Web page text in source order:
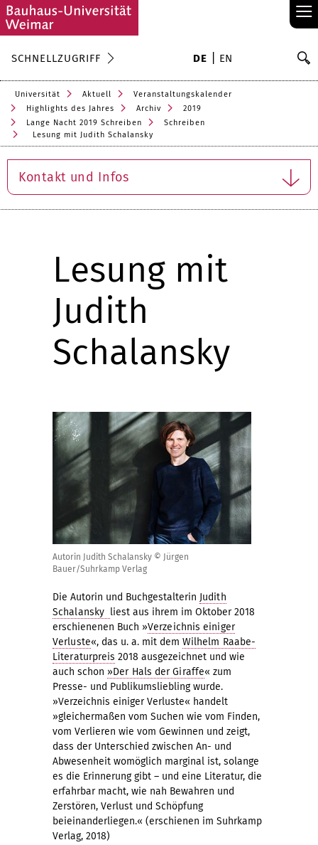
≡
SCHNELLZUGRIFF DE EN
Universität Aktuell
Veranstaltungskalender
Highlights des Jahres
Archiv
2019
Lange Nacht 2019 Schreiben
Schreiben
Lesung mit Judith Schalansky
Kontakt und Infos
Lesung mit
Judith
Schalansky
Autorin Judith Schalansky © Jürgen
Bauer/Suhrkamp Verlag
Die Autorin und Buchgestalterin Judith
Schalansky liest aus ihrem im Oktober 2018
erschienenen Buch »Verzeichnis einiger
Verluste«, das u. a. mit dem Wilhelm Raabe-
Literaturpreis 2018 ausgezeichnet und wie
auch schon »Der Hals der Giraffe« zum
Presse- und Publikumsliebling wurde.
»Verzeichnis einiger Verluste« handelt
»gleichermaßen vom Suchen wie vom Finden,
vom Verlieren wie vom Gewinnen und zeigt,
dass der Unterschied zwischen An- und
Abwesenheit womöglich marginal ist, solange
es die Erinnerung gibt – und eine Literatur, die
erfahrbar macht, wie nah Bewahren und
Zerstören, Verlust und Schöpfung
beieinanderliegen.« (erschienen im Suhrkamp
Verlag, 2018)